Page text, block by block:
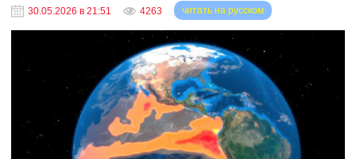
30.05.2026 в 21:51 4263 читать на русском